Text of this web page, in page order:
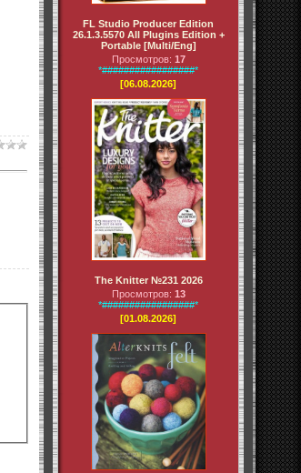
FL Studio Producer Edition
26.1.3.5570 All Plugins Edition +
Portable [Multi/Eng]
Просмотров: 17
*#################*
[06.08.2026]
The Knitter №231 2026
Просмотров: 13
*#################*
[01.08.2026]